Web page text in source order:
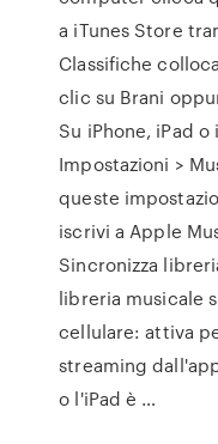
a iTunes Store
Classifiche
clic su Brani
Su iPhone, iPad
Impostazioni >
queste
iscrivi a Apple
Sincronizza
libreria musicale
cellulare: attiva
streaming
o l'iPad è …